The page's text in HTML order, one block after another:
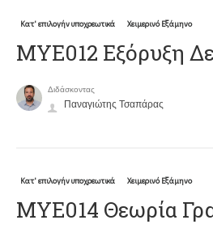
Κατ' επιλογήν υποχρεωτικά Χειμερινό Εξάμηνο
ΜΥΕ012 Εξόρυξη
Διδάσκοντας
Παναγιώτης Τσαπάρας
Κατ' επιλογήν υποχρεωτικά Χειμερινό Εξάμηνο
ΜΥΕ014 Θεωρία